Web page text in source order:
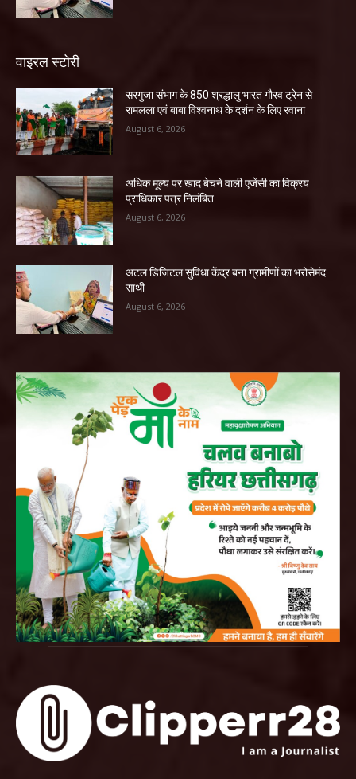
वाइरल स्टोरी
सरगुजा संभाग के 850 श्रद्धालु भारत गौरव ट्रेन से
रामलला एवं बाबा विश्वनाथ के दर्शन के लिए रवाना
August 6, 2026
अधिक मूल्य पर खाद बेचने वाली एजेंसी का विक्रय
प्राधिकार पत्र निलंबित
August 6, 2026
अटल डिजिटल सुविधा केंद्र बना ग्रामीणों का भरोसेमंद
साथी
August 6, 2026